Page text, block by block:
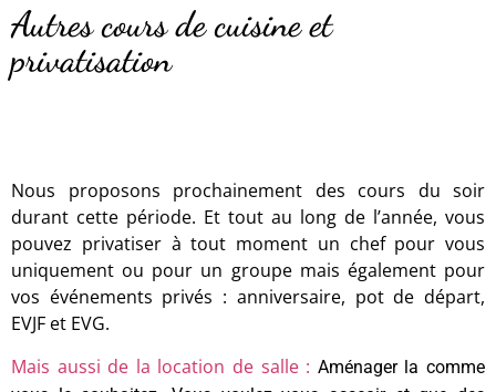
Autres cours de cuisine et
privatisation
Nous proposons prochainement des cours du soir
durant cette période. Et tout au long de l’année, vous
pouvez privatiser à tout moment un chef pour vous
uniquement ou pour un groupe mais également pour
vos événements privés : anniversaire, pot de départ,
EVJF et EVG.
Mais aussi de la location de salle : Aménager la comme